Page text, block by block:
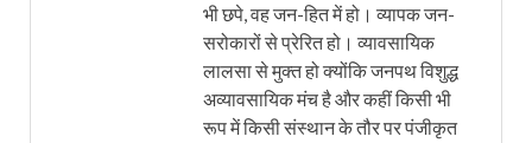
भी छपे, वह जन-हित में हो। व्यापक जन-
सरोकारों से प्रेरित हो। व्यावसायिक
लालसा से मुक्त हो क्योंकि जनपथ विशुद्ध
अव्यावसायिक मंच है और कहीं किसी भी
रूप में किसी संस्थान के तौर पर पंजीकृत